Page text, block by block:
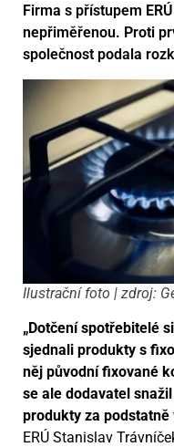
Firma s přístupem
nepřiměřenou. Proti
společnost podala
Ilustrační foto | zdroj:
„Dotčení spotřebitelé
sjednali produkty s
něj původní fixované
se ale dodavatel
produkty za podstatně
ERÚ Stanislav